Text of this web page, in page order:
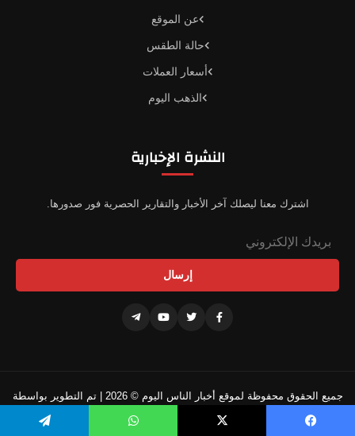
عن الموقع
حالة الطقس
أسعار العملات
الذهب اليوم
النشرة الإخبارية
اشترك معنا ليصلك آخر الأخبار والتقارير الحصرية فور صدورها.
إرسال
جميع الحقوق محفوظة لموقع أخبار الناس اليوم © 2026 | تم التطوير بواسطة